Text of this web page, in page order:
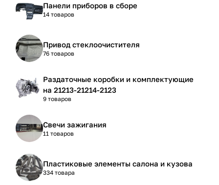
Панели приборов в сборе
14 товаров
Привод стеклоочистителя
76 товаров
Раздаточные коробки и комплектующие
на 21213-21214-2123
9 товаров
Свечи зажигания
11 товаров
Пластиковые элементы салона и кузова
334 товара